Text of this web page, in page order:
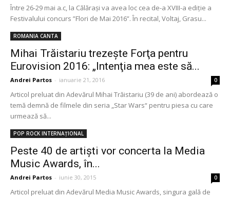
Între 26-29 mai a.c, la Călărași va avea loc cea de-a XVIII-a ediție a
Festivalului concurs ”Flori de Mai 2016”. În recital, Voltaj, Grasu...
ROMANIA CANTA
Mihai Trăistariu trezeşte Forţa pentru
Eurovision 2016: „Intenţia mea este să...
Andrei Partos - ianuarie 21, 2016 0
Articol preluat din Adevărul Mihai Trăistariu (39 de ani) abordează o
temă demnă de filmele din seria „Star Wars“ pentru piesa cu care
urmează să...
POP ROCK INTERNAȚIONAL
Peste 40 de artişti vor concerta la Media
Music Awards, în...
Andrei Partos - iunie 30, 2015 0
Articol preluat din Adevărul Media Music Awards, singura gală de